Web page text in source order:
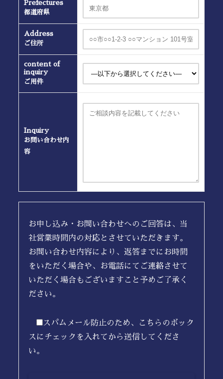
Prefectures
都道府県
Address
ご住所
content of
inquiry
ご用件
Inquiry
お問い合わせ内
容
お申し込み・お問い合わせへのご回答は、当
社営業時間内の対応とさせていただきます。
お問い合わせ内容により、返答までにお時間
をいただく場合や、お電話にてご連絡させて
いただく場合もございますこと予めご了承く
ださい。
スパムメール防止のため、こちらのボック
スにチェックを入れてから送信してくださ
い。